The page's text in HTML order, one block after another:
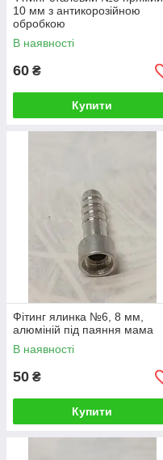
10 мм з антикорозійною
обробкою
В наявності
60 ₴
Купити
Фітинг ялинка №6, 8 мм,
алюміній під паяння мама
В наявності
50 ₴
Купити